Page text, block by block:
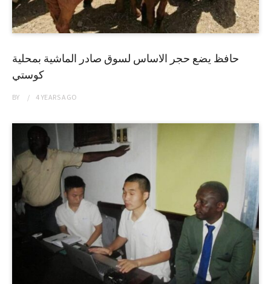
حافظ يضع حجر الاساس لسوق صادر الماشية بمحلية
كوستي
BY 4 YEARSAGO